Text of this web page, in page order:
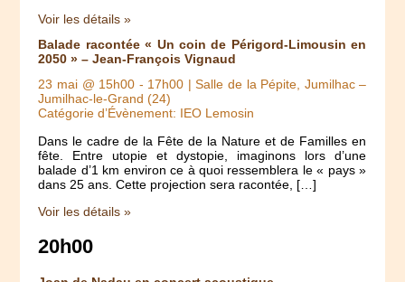
Voir les détails »
Balade racontée « Un coin de Périgord-Limousin en
2050 » – Jean-François Vignaud
23 mai @ 15h00 - 17h00 | Salle de la Pépite, Jumilhac –
Jumilhac-le-Grand (24)
Catégorie d’Évènement: IEO Lemosin
Dans le cadre de la Fête de la Nature et de Familles en
fête. Entre utopie et dystopie, imaginons lors d’une
balade d’1 km environ ce à quoi ressemblera le « pays »
dans 25 ans. Cette projection sera racontée, […]
Voir les détails »
20h00